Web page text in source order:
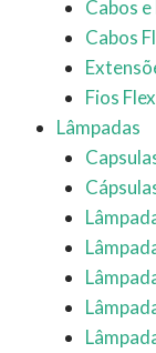
Cabos
Cabos
Fios
Lâmpadas